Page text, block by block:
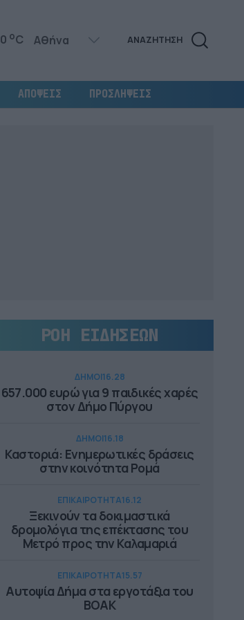
0 oC ΑΝΑΖΗΤΗΣΗ
ΑΠΟΨΕΙΣ ΠΡΟΣΛΗΨΕΙΣ
ΡΟΗ ΕΙΔΗΣΕΩΝ
ΔΗΜΟΙ16.28
657.000 ευρώ για 9 παιδικές χαρές
στον Δήμο Πύργου
ΔΗΜΟΙ16.18
Καστοριά: Ενημερωτικές δράσεις
στην κοινότητα Ρομά
ΕΠΙΚΑΙΡΟΤΗΤΑ16.12
Ξεκινούν τα δοκιμαστικά
δρομολόγια της επέκτασης του
Μετρό προς την Καλαμαριά
ΕΠΙΚΑΙΡΟΤΗΤΑ15.57
Αυτοψία Δήμα στα εργοτάξια του
ΒΟΑΚ